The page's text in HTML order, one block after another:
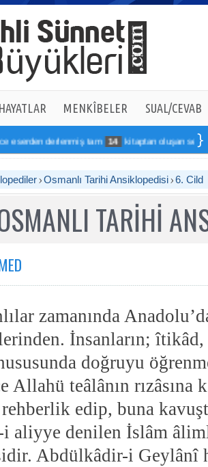
HAYATLAR MENKÎBELER SUAL/CEVAB
derlenmiş tam 14 kitaptan oluşan seti online
Osmanlı Tarihi Ansiklopedisi 6. Cild
TARİHİ
zamanında
İnsanların;
doğruyu
Allahü teâlânın rızâsına
edip, buna
aliyye denilen İslâm
Abdülkâdir-i Geylânî